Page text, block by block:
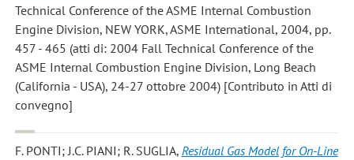
Technical Conference of the ASME Internal Combustion
Engine Division, NEW YORK, ASME International, 2004, pp.
457 - 465 (atti di: 2004 Fall Technical Conference of the
ASME Internal Combustion Engine Division, Long Beach
(California - USA), 24-27 ottobre 2004) [Contributo in Atti di
convegno]
F. PONTI; J.C. PIANI; R. SUGLIA, Residual Gas Model for On-Line